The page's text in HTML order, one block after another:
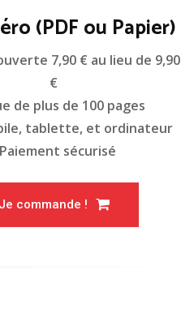
(PDF ou Papier)
7,90 € au lieu de 9,90
€
de plus de 100 pages
tablette, et ordinateur
Paiement sécurisé
Je commande !